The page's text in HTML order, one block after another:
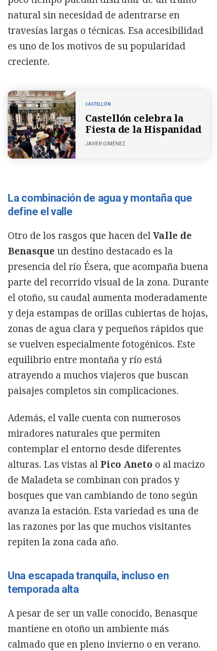
natural sin necesidad de adentrarse en
travesías largas o técnicas. Esa accesibilidad
es uno de los motivos de su popularidad
creciente.
CASTELLÓN
Castellón celebra la
Fiesta de la Hispanidad
JAVIER GIMÉNEZ
La combinación de agua y montaña que
define el valle
Otro de los rasgos que hacen delValle de
Benasque un destino destacado es la
presencia del río Ésera, que acompaña buena
parte del recorrido visual de la zona. Durante
el otoño, su caudal aumenta moderadamente
y deja estampas de orillas cubiertas de hojas,
zonas de agua clara y pequeños rápidos que
se vuelven especialmente fotogénicos. Este
equilibrio entre montaña y río está
atrayendo a muchos viajeros que buscan
paisajes completos sin complicaciones.
Además, el valle cuenta con numerosos
miradores naturales que permiten
contemplar el entorno desde diferentes
alturas. Las vistas al Pico Aneto o al macizo
de Maladeta se combinan con prados y
bosques que van cambiando de tono según
avanza la estación. Esta variedad es una de
las razones por las que muchos visitantes
repiten la zona cada año.
Una escapada tranquila, incluso en
temporada alta
A pesar de ser un valle conocido, Benasque
mantiene en otoño un ambiente más
calmado que en pleno invierno o en verano.